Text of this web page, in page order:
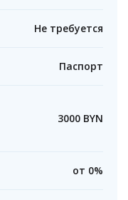
Не требуется
Паспорт
3000 BYN
от 0%